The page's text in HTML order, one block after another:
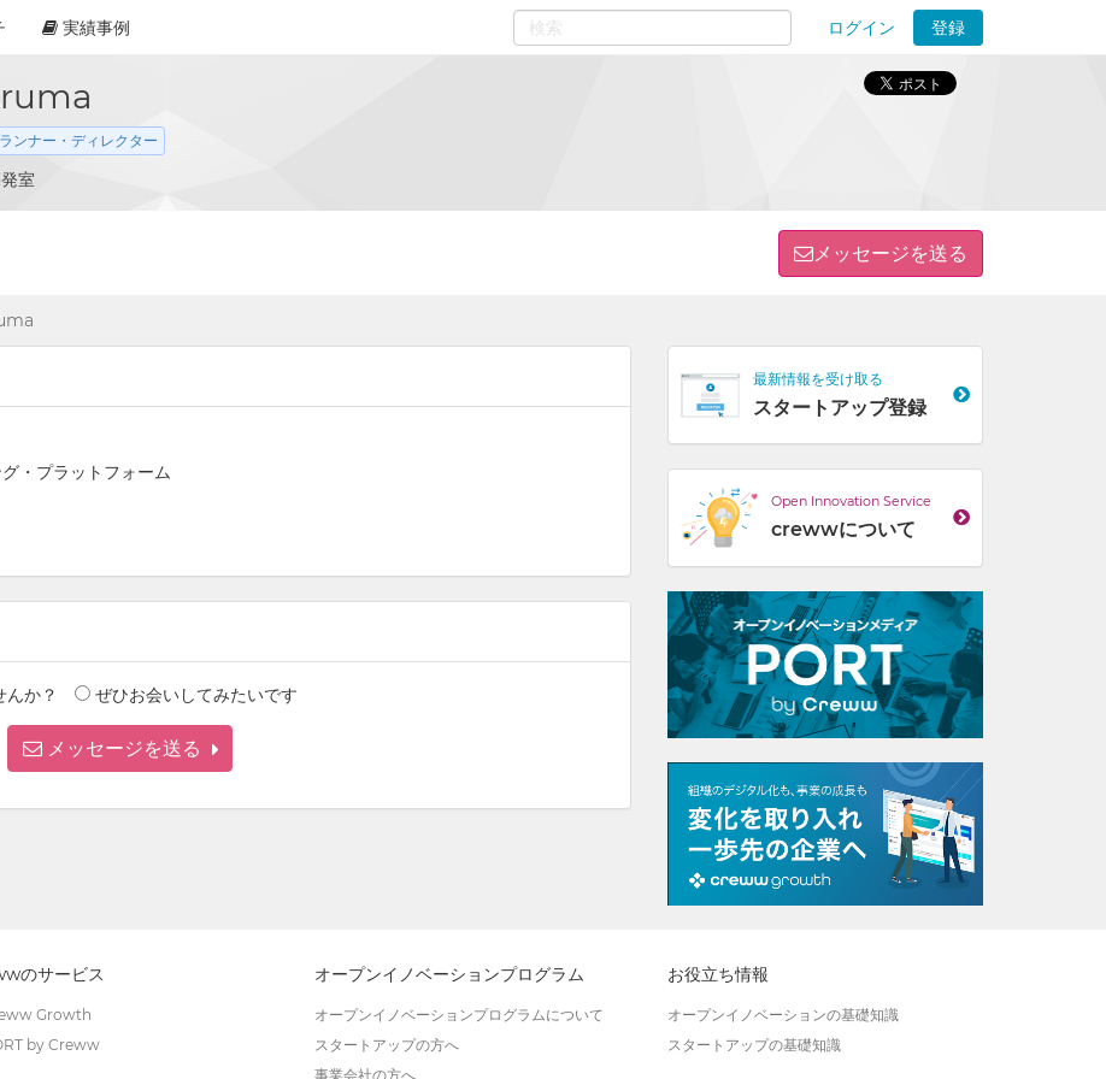
実績事例 ログイン
登録
0
ンナー・ディレクター
室
メッセージを送る
・プラットフォーム
か？ ぜひお会いしてみたいです
メッセージを送る
最新情報を受け取る
スタートアップ登録
Open Innovation Service
crewwについて
のサービス
Growth
by Creww
オープンイノベーションプログラム
オープンイノベーションプログラムについて
スタートアップの方へ
事業会社の方へ
お役立ち情報
オープンイノベーションの基礎知識
スタートアップの基礎知識